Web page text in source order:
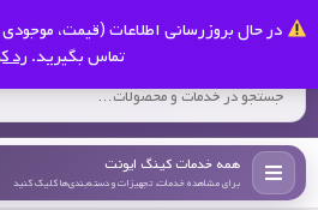
در حال بروزرسانی اطلاعات (قیمت،
تماس بگیرید. رد
کینگ ایونت
همه خدمات کینگ ایونت
برای مشاهده خدمات، تجهیزات و دسته‌بندی‌ها کلیک کنید